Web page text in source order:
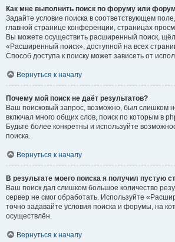
Как мне выполнить поиск по форуму или
Задайте условие поиска в соответствующем
главной странице конференции, страницах
Вы можете осуществить расширенный поиск,
«Расширенный поиск», доступной на всех
Способ доступа к поиску может зависеть от
Вернуться к началу
Почему мой поиск не даёт результатов?
Ваш поисковый запрос, возможно, был слишком
включал много общих слов, поиск по которым в
Будьте более конкретны и используйте
поиска.
Вернуться к началу
В результате моего поиска я получил пустую
Ваш поиск дал слишком большое количество
сервер не смог обработать. Используйте
точно задавайте условия поиска и форумы, на
осуществлён.
Вернуться к началу